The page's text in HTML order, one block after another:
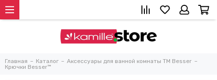
Главная Каталог
Аксессуары для ванной комнаты TM Besser
Крючки Besser™